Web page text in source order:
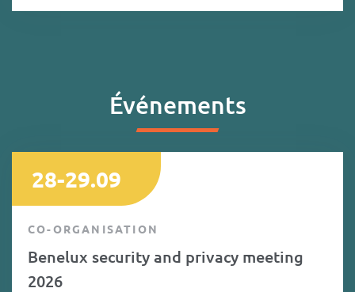
Événements
28-29.09
CO-ORGANISATION
Benelux security and privacy meeting
2026